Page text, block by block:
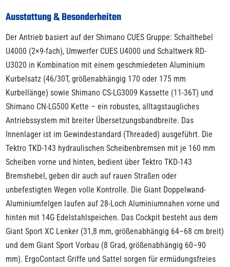
Ausstattung & Besonderheiten
Der Antrieb basiert auf der Shimano CUES Gruppe: Schalthebel
U4000 (2×9-fach), Umwerfer CUES U4000 und Schaltwerk RD-
U3020 in Kombination mit einem geschmiedeten Aluminium
Kurbelsatz (46/30T, größenabhängig 170 oder 175 mm
Kurbellänge) sowie Shimano CS-LG3009 Kassette (11-36T) und
Shimano CN-LG500 Kette – ein robustes, alltagstaugliches
Antriebssystem mit breiter Übersetzungsbandbreite. Das
Innenlager ist im Gewindestandard (Threaded) ausgeführt. Die
Tektro TKD-143 hydraulischen Scheibenbremsen mit je 160 mm
Scheiben vorne und hinten, bedient über Tektro TKD-143
Bremshebel, geben dir auch auf rauen Straßen oder
unbefestigten Wegen volle Kontrolle. Die Giant Doppelwand-
Aluminiumfelgen laufen auf 28-Loch Aluminiumnahen vorne und
hinten mit 14G Edelstahlspeichen. Das Cockpit besteht aus dem
Giant Sport XC Lenker (31,8 mm, größenabhängig 64–68 cm breit)
und dem Giant Sport Vorbau (8 Grad, größenabhängig 60–90
mm). ErgoContact Griffe und Sattel sorgen für ermüdungsfreies